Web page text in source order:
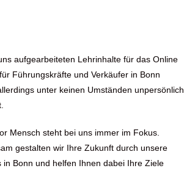
aufgearbeiteten Lehrinhalte für das Online
Führungskräfte und Verkäufer in Bonn
unter keinen Umständen unpersönlich
Mensch steht bei uns immer im Fokus.
gestalten wir Ihre Zukunft durch unsere
in Bonn und helfen Ihnen dabei Ihre Ziele